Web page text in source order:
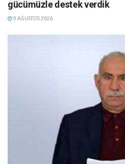
gücümüzle destek verdik
9 AĞUSTOS 2026